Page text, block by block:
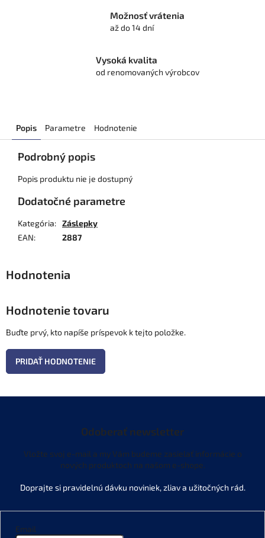
Možnosť vrátenia
až do 14 dní
Vysoká kvalita
od renomovaných výrobcov
Popis Parametre Hodnotenie
Podrobný popis
Popis produktu nie je dostupný
Dodatočné parametre
Kategória: Záslepky
EAN: 2887
Hodnotenie tovaru
Buďte prvý, kto napíše príspevok k tejto položke.
PRIDAŤ HODNOTENIE
Odoberať newsletter
Vložte svoj e-mail a my Vám budeme zasielať informácie o
nových produktoch na našom e-shope.
Email